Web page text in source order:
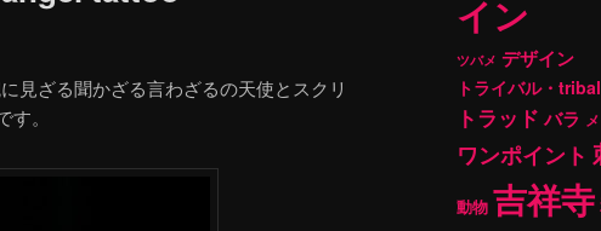
見ざる聞かざる言わざるの天使とスクリ
。
イン
ツバメ デザイン
トライバル・tribal
トラッド バラ
ワンポイント
動物 吉祥寺